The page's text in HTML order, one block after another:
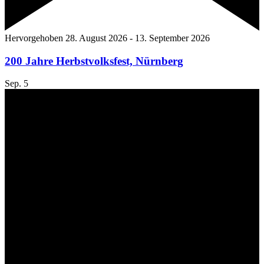
Hervorgehoben 28. August 2026 - 13. September 2026
200 Jahre Herbstvolksfest, Nürnberg
Sep. 5